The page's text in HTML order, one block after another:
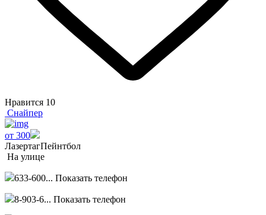
Нравится 10
Снайпер
от 300
ЛазертагПейнтбол
На улице
633-600... Показать телефон
8-903-6... Показать телефон